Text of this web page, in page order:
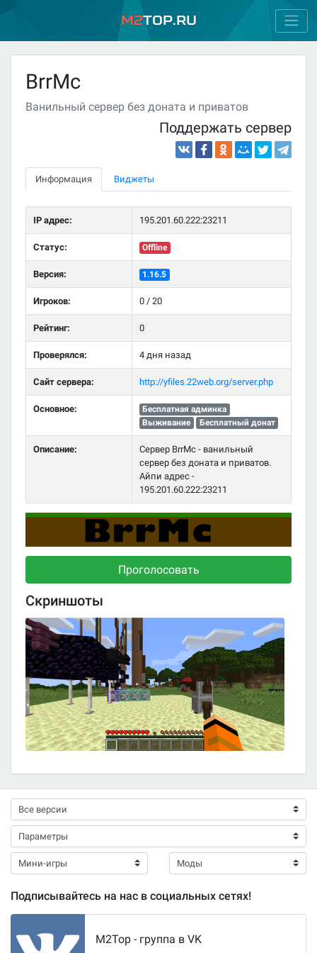
M2Top.ru
BrrMc
Ванильный сервер без доната и приватов
Поддержать сервер
Информация Виджеты
IP адрес: 195.201.60.222:23211
Статус: Offline
Версия: 1.16.5
Игроков: 0 / 20
Рейтинг: 0
Проверялся: 4 дня назад
Сайт сервера: http://yfiles.22web.org/server.php
Основное:
Бесплатная админка
Выживание
Бесплатный донат
Описание:
Сервер BrrMc - ванильный
сервер без доната и приватов.
Айпи адрес -
195.201.60.222:23211
Проголосовать
Скриншоты
Подписывайтесь на нас в социальных сетях!
M2Top - группа в VK